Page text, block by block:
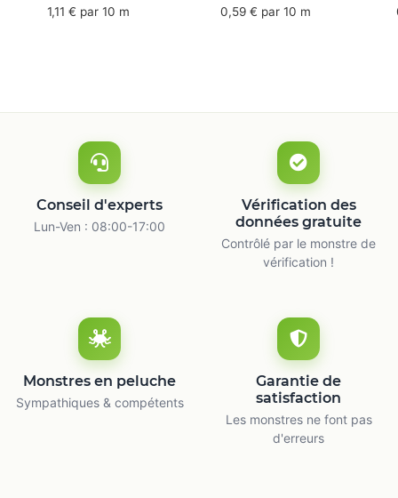
mm x 50 m -
1,11 € par 10 m
66 m
0,59 € par 10 m
Conseil d'experts
Lun-Ven : 08:00-17:00
Vérification des
données gratuite
Contrôlé par le monstre de
vérification !
Monstres en peluche
Sympathiques & compétents
Garantie de
satisfaction
Les monstres ne font pas
d'erreurs